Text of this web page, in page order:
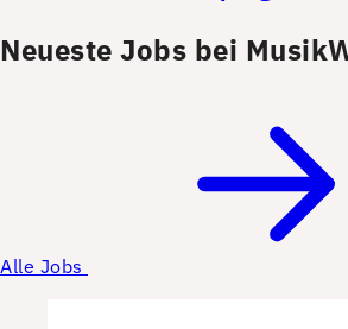
Neueste Jobs bei
Alle Jobs